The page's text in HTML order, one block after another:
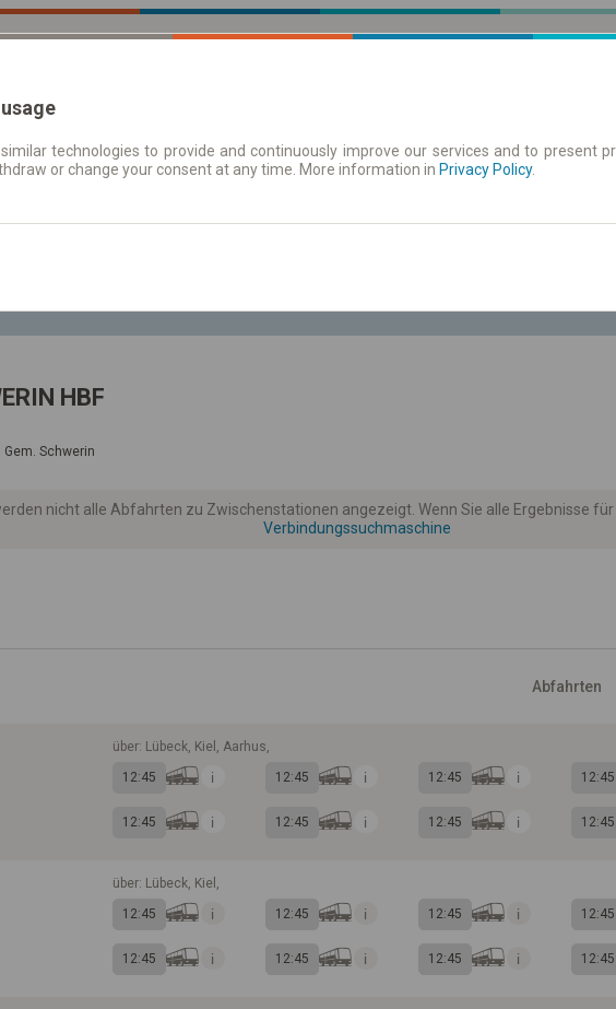
Fahrplandaten | Tickets Aushangfahrplan
HBF
Gem. Schwerin
nicht alle Abfahrten zu Zwischenstationen angezeigt. Wenn Sie alle Ergebnisse
Verbindungssuchmaschine
Abfahrten
über: Lübeck, Kiel, Aarhus,
12:45
12:45 12:45 12:45
12:45 12:45 12:45 12:45
über: Lübeck, Kiel,
12:45
12:45 12:45 12:45
12:45 12:45 12:45 12:45
technologies to provide and continuously improve our services and to present
or change your consent at any time. More information in Privacy Policy.